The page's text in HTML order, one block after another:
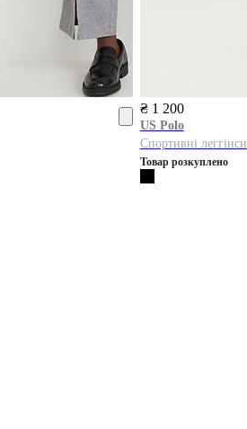
₴ 1 200
US Polo
Спортивні леггінси
Товар розкуплено